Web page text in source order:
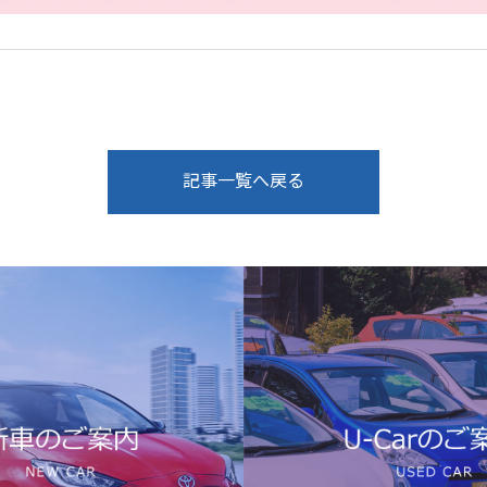
記事一覧へ戻る